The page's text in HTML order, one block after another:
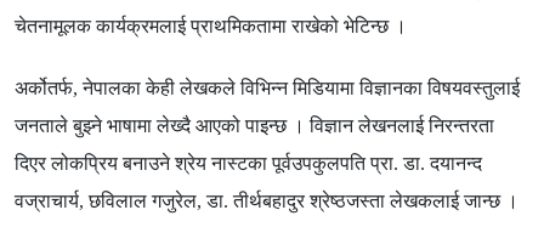
चेतनामूलक कार्यक्रमलाई प्राथमिकतामा राखेको भेटिन्छ ।
अर्कोतर्फ, नेपालका केही लेखकले विभिन्न मिडियामा विज्ञानका विषयवस्तुलाई
जनताले बुझ्ने भाषामा लेख्दै आएको पाइन्छ । विज्ञान लेखनलाई निरन्तरता
दिएर लोकप्रिय बनाउने श्रेय नास्टका पूर्वउपकुलपति प्रा. डा. दयानन्द
वज्राचार्य, छविलाल गजुरेल, डा. तीर्थबहादुर श्रेष्ठजस्ता लेखकलाई जान्छ ।